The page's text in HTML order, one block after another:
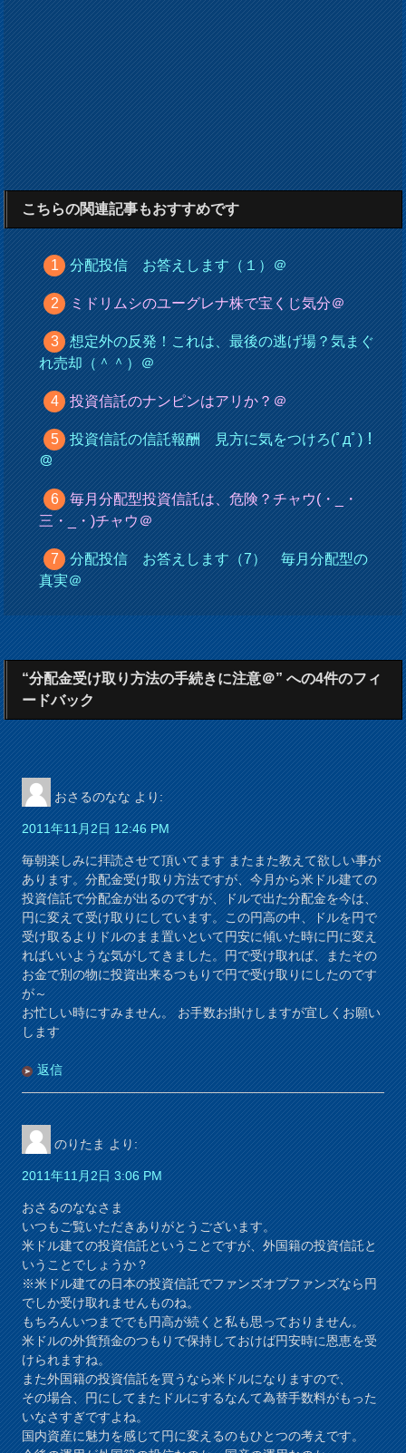
こちらの関連記事もおすすめです
分配投信 お答えします（１）＠
ミドリムシのユーグレナ株で宝くじ気分＠
想定外の反発！これは、最後の逃げ場？気まぐ
れ売却（＾＾）＠
投資信託のナンピンはアリか？＠
投資信託の信託報酬 見方に気をつけろ(ﾟдﾟ)！
＠
毎月分配型投資信託は、危険？チャウ(・_・
三・_・)チャウ＠
分配投信 お答えします（7） 毎月分配型の
真実＠
“分配金受け取り方法の手続きに注意＠” への4件のフィ
ードバック
おさるのなな より:
2011年11月2日 12:46 PM
毎朝楽しみに拝読させて頂いてます またまた教えて欲しい事が
あります。分配金受け取り方法ですが、今月から米ドル建ての
投資信託で分配金が出るのですが、ドルで出た分配金を今は、
円に変えて受け取りにしています。この円高の中、ドルを円で
受け取るよりドルのまま置いといて円安に傾いた時に円に変え
ればいいような気がしてきました。円で受け取れば、またその
お金で別の物に投資出来るつもりで円で受け取りにしたのです
が～
お忙しい時にすみません。 お手数お掛けしますが宜しくお願い
します
返信
のりたま より:
2011年11月2日 3:06 PM
おさるのななさま
いつもご覧いただきありがとうございます。
米ドル建ての投資信託ということですが、外国籍の投資信託と
いうことでしょうか？
※米ドル建ての日本の投資信託でファンズオブファンズなら円
でしか受け取れませんものね。
もちろんいつまででも円高が続くと私も思っておりません。
米ドルの外貨預金のつもりで保持しておけば円安時に恩恵を受
けられますね。
また外国籍の投資信託を買うなら米ドルになりますので、
その場合、円にしてまたドルにするなんて為替手数料がもった
いなさすぎですよね。
国内資産に魅力を感じて円に変えるのもひとつの考えです。